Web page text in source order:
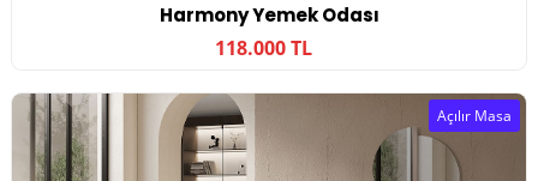
Harmony Yemek Odası
118.000 TL
Açılır Masa